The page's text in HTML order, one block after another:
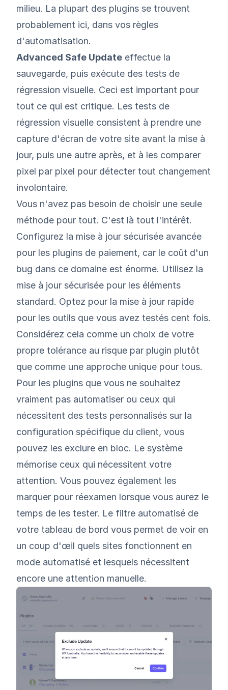
milieu. La plupart des plugins se trouvent
probablement ici, dans vos règles
d'automatisation.
Advanced Safe Update effectue la
sauvegarde, puis exécute des tests de
régression visuelle. Ceci est important pour
tout ce qui est critique. Les tests de
régression visuelle consistent à prendre une
capture d'écran de votre site avant la mise à
jour, puis une autre après, et à les comparer
pixel par pixel pour détecter tout changement
involontaire.
Vous n'avez pas besoin de choisir une seule
méthode pour tout. C'est là tout l'intérêt.
Configurez la mise à jour sécurisée avancée
pour les plugins de paiement, car le coût d'un
bug dans ce domaine est énorme. Utilisez la
mise à jour sécurisée pour les éléments
standard. Optez pour la mise à jour rapide
pour les outils que vous avez testés cent fois.
Considérez cela comme un choix de votre
propre tolérance au risque par plugin plutôt
que comme une approche unique pour tous.
Pour les plugins que vous ne souhaitez
vraiment pas automatiser ou ceux qui
nécessitent des tests personnalisés sur la
configuration spécifique du client, vous
pouvez les exclure en bloc. Le système
mémorise ceux qui nécessitent votre
attention. Vous pouvez également les
marquer pour réexamen lorsque vous aurez le
temps de les tester. Le filtre automatisé de
votre tableau de bord vous permet de voir en
un coup d'œil quels sites fonctionnent en
mode automatisé et lesquels nécessitent
encore une attention manuelle.